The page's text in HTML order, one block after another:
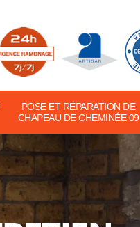
POSE ET RÉPARATION DE
CHAPEAU DE CHEMINÉE 09